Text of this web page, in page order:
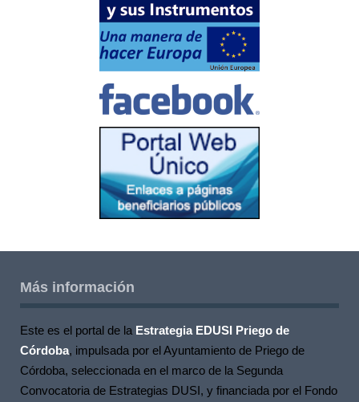
Más información
Este es el portal de la Estrategia EDUSI Priego de
Córdoba, impulsada por el Ayuntamiento de Priego de
Córdoba, seleccionada en el marco de la Segunda
Convocatoria de Estrategias DUSI, y financiada por el Fondo